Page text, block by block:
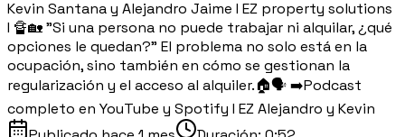
Kevin Santana y Alejandro Jaime I EZ property solutions
I 🔏🏡 "Si una persona no puede trabajar ni alquilar, ¿qué
opciones le quedan?" El problema no solo está en la
ocupación, sino también en cómo se gestionan la
regularización y el acceso al alquiler.🏠🗣️ ➡️Podcast
completo en YouTube y Spotify I EZ Alejandro y Kevin